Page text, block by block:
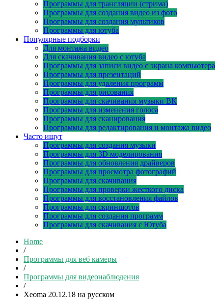
Программы для трансляции (стрима)
Программы для создания видео из фото
Программы для создания мультиков
Программы для ютуба
Популярные подборки
Для монтажа видео
Для скачивания видео с ютуба
Программы для записи видео с экрана компьютера
Программы для презентаций
Программы для удаления программ
Программы для рисования
Программы для скачивания музыки ВК
Программы для изменения голоса
Программы для сканирования
Программы для редактирования и монтажа видео
Часто ищут
Программы для создания музыки
Программы для 3D моделирования
Программы для обновления драйверов
Программы для просмотра фотографий
Программы для скачивания
Программы для проверки жесткого диска
Программы для восстановления файлов
Программы для скриншотов
Программы для создания программ
Программы для скачивания с Ютуба
Home
/
Программы для веб камеры
/
Программы для видеонаблюдения
/
Xeoma 20.12.18 на русском